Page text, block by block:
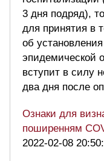
3 дня подряд),
для принятия в
об
эпидемической
вступит в силу
два дня после
Ознаки для
поширенням
2022-02-08